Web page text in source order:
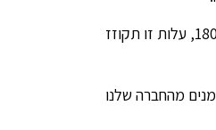
ניתן להזמין שירות מדידות וייעוץ עד בית הלקוח בעלות 180₪, עלות זו תקוזז
מהחברה שלנו